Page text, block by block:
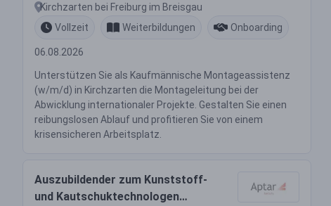
Kirchzarten bei Freiburg im Breisgau
Vollzeit
Weiterbildungen Onboarding
06.08.2026
Unterstützen Sie als Kaufmännische Montageassistenz
(w/m/d) in Kirchzarten die Montageleitung bei der
Abwicklung internationaler Projekte. Gestalten Sie einen
reibungslosen Ablauf und profitieren Sie von einem
krisensicheren Arbeitsplatz.
Auszubildender zum Kunststoff-
und Kautschuktechnologen